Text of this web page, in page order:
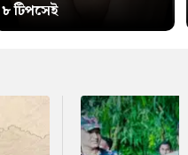
৮ টিপসেই